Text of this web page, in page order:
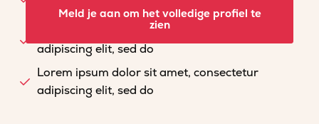
adipiscing elit, sed do
Lorem ipsum dolor sit amet, consectetur
adipiscing elit, sed do
Lorem ipsum dolor sit amet, consectetur
adipiscing elit, sed do
Meld je aan om het volledige profiel te
zien